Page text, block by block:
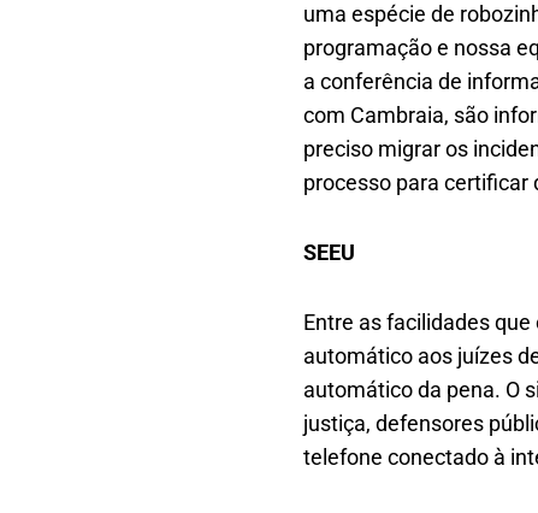
uma espécie de
programação e nossa
a conferência de
com Cambraia, são
preciso migrar os
processo para certificar
SEEU
Entre as facilidades
automático aos juízes
automático da pena. O
justiça, defensores
telefone conectado à